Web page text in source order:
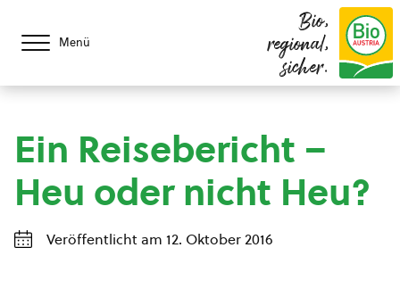
Menü
Bio,
regional,
sicher.
Ein Reisebericht –
Heu oder nicht Heu?
Veröffentlicht am 12. Oktober 2016